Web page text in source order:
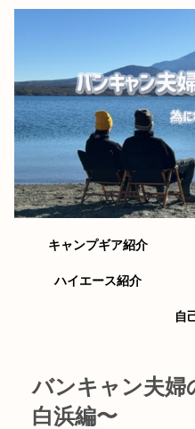
キャンプギア紹介
ハイエース紹介
自
バンキャン夫婦
白浜編〜